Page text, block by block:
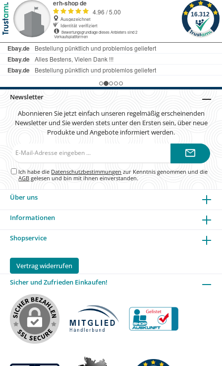
Newsletter
Abonnieren Sie jetzt einfach unseren regelmäßig erscheinenden
Newsletter und Sie werden stets unter den Ersten sein, über neue
Produkte und Angebote informiert werden.
Ich habe die Datenschutzbestimmungen zur Kenntnis genommen und die
AGB gelesen und bin mit ihnen einverstanden.
Über uns
Informationen
Shopservice
Vertrag widerrufen
Sicher und Zufrieden Einkaufen!